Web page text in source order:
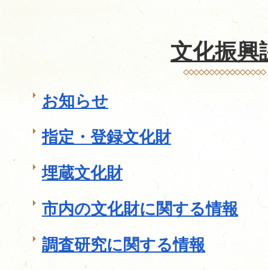
文化振興
お知らせ
指定・登録文化財
埋蔵文化財
市内の文化財に関する情報
調査研究に関する情報